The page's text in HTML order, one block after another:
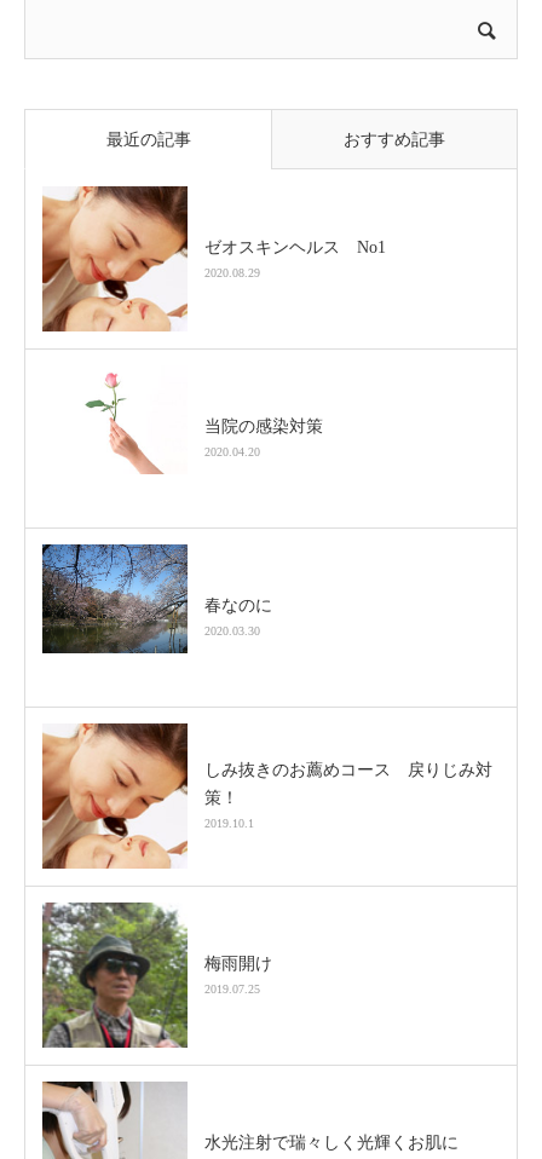
最近の記事 おすすめ記事
ゼオスキンヘルス No1
2020.08.29
当院の感染対策
2020.04.20
春なのに
2020.03.30
しみ抜きのお薦めコース 戻りじみ対
策！
2019.10.1
梅雨開け
2019.07.25
水光注射で瑞々しく光輝くお肌に